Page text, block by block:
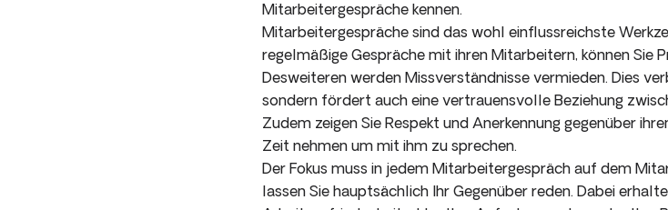
Mitarbeitergespräche kennen.
Mitarbeitergespräche sind das wohl einflussreichste
regelmäßige Gespräche mit ihren Mitarbeitern, können Sie
Desweiteren werden Missverständnisse vermieden. Dies
sondern fördert auch eine vertrauensvolle Beziehung
Zudem zeigen Sie Respekt und Anerkennung gegenüber
Zeit nehmen um mit ihm zu sprechen.
Der Fokus muss in jedem Mitarbeitergespräch auf dem
lassen Sie hauptsächlich Ihr Gegenüber reden. Dabei